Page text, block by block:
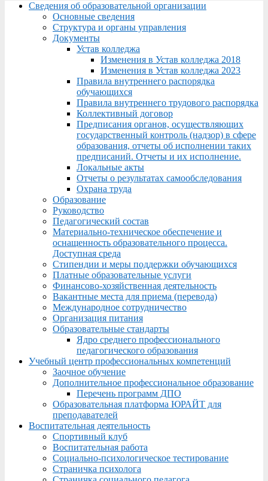
Menu
Сведения об образовательной организации
Основные сведения
Структура и органы управления
Документы
Устав колледжа
Изменения в Устав колледжа 2018
Изменения в Устав колледжа 2023
Правила внутреннего распорядка
обучающихся
Правила внутреннего трудового распорядка
Коллективный договор
Предписания органов, осуществляющих
государственный контроль (надзор) в сфере
образования, отчеты об исполнении таких
предписаний. Отчеты и их исполнение.
Локальные акты
Отчеты о результатах самообследования
Охрана труда
Образование
Руководство
Педагогический состав
Материально-техническое обеспечение и
оснащенность образовательного процесса.
Доступная среда
Стипендии и меры поддержки обучающихся
Платные образовательные услуги
Финансово-хозяйственная деятельность
Вакантные места для приема (перевода)
Международное сотрудничество
Организация питания
Образовательные стандарты
Ядро среднего профессионального
педагогического образования
Учебный центр профессиональных компетенций
Заочное обучение
Дополнительное профессиональное образование
Перечень программ ДПО
Образовательная платформа ЮРАЙТ для
преподавателей
Воспитательная деятельность
Спортивный клуб
Воспитательная работа
Социально-психологическое тестирование
Страничка психолога